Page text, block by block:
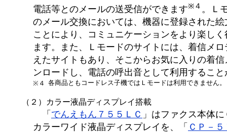
電話等とのメールの送受信ができます※４ 。Ｌ
のメール交換においては、機器に登録された
ことにより、コミュニケーションをより楽し
ます。また、Ｌモードのサイトには、着信メ
えたサイトもあり、そこからお気に入りの着
ンロードし、電話の呼出音として利用するこ
※４ 各商品ともコードレス子機ではＬモードは利用できません。
（２）カラー液晶ディスプレイ搭載
「 でんえもん７５５ＬＣ 」はファクス本体
カラーワイド液晶ディスプレイを、「 ＣＰ－